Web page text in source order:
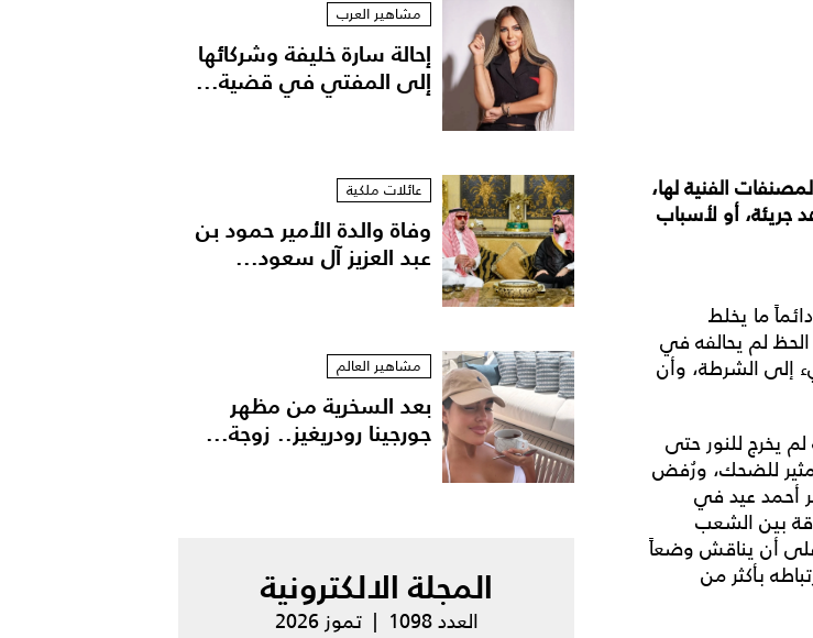
الفنية لها،
جريئة، أو لأسباب
ما يخلط
لم يحالفه في
إلى الشرطة، وأن
ما قبل ثورة «25 يناير»، إلا أنه لم يخرج للنور حتى
للضحك، ورُفض
أحمد عيد في
بين الشعب
على أن يناقش وضعاً
بأكثر من
مشاهير العرب
إحالة سارة خليفة وشركائها
إلى المفتي في قضية...
عائلات ملكية
وفاة والدة الأمير حمود بن
عبد العزيز آل سعود...
مشاهير العالم
بعد السخرية من مظهر
جورجينا رودريغيز.. زوجة...
المجلة الالكترونية
العدد 1098 | تموز 2026